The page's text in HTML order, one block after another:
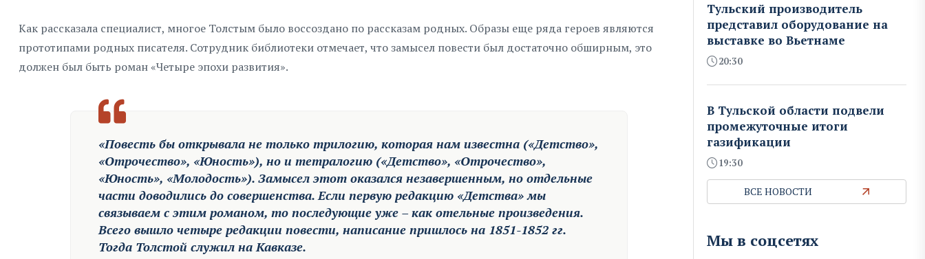
Как рассказала специалист, многое Толстым было воссоздано по рассказам родных. Образы еще ряда героев являются
прототипами родных писателя. Сотрудник библиотеки отмечает, что замысел повести был достаточно обширным, это
должен был быть роман «Четыре эпохи развития».
«Повесть бы открывала не только трилогию, которая нам известна («Детство»,
«Отрочество», «Юность»), но и тетралогию («Детство», «Отрочество»,
«Юность», «Молодость»). Замысел этот оказался незавершенным, но отдельные
части доводились до совершенства. Если первую редакцию «Детства» мы
связываем с этим романом, то последующие уже – как отельные произведения.
Всего вышло четыре редакции повести, написание пришлось на 1851-1852 гг.
Тогда Толстой служил на Кавказе.
Тульский производитель
представил оборудование на
выставке во Вьетнаме
20:30
В Тульской области подвели
промежуточные итоги
газификации
19:30
ВСЕ НОВОСТИ
Мы в соцсетях